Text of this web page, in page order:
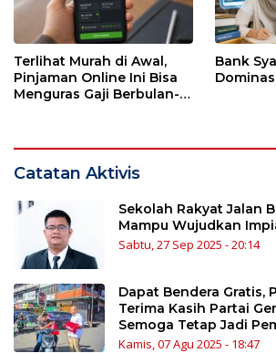
Terlihat Murah di Awal,
Pinjaman Online Ini Bisa
Menguras Gaji Berbulan-
Bank
Catatan Aktivis
Sekolah Rakyat Jalan
Mampu Wujudkan
Sabtu, 27 Sep 2025 - 20:14
Dapat Bendera Gratis,
Terima Kasih Partai
Semoga Tetap Jadi
Kamis, 07 Agu 2025 - 18:47